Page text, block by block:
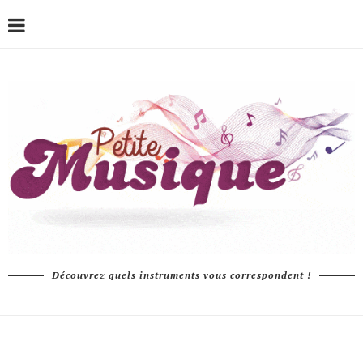
Découvrez quels instruments vous correspondent !